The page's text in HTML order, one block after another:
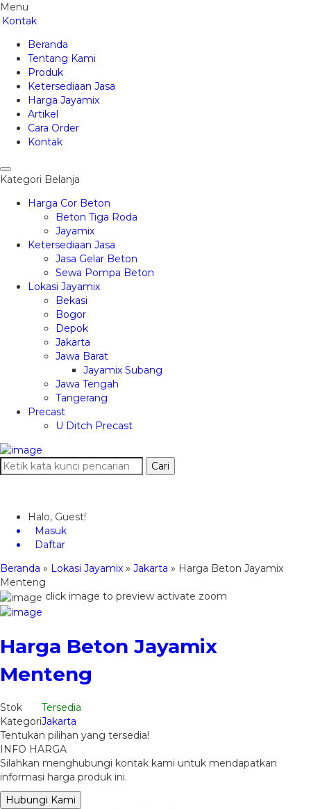
Menu
Kontak
Beranda
Tentang Kami
Produk
Ketersediaan Jasa
Harga Jayamix
Artikel
Cara Order
Kontak
Kategori Belanja
Harga Cor Beton
Beton Tiga Roda
Jayamix
Ketersediaan Jasa
Jasa Gelar Beton
Sewa Pompa Beton
Lokasi Jayamix
Bekasi
Bogor
Depok
Jakarta
Jawa Barat
Jayamix Subang
Jawa Tengah
Tangerang
Precast
U Ditch Precast
Cari
Halo, Guest!
Masuk
Daftar
Beranda » Lokasi Jayamix » Jakarta » Harga Beton Jayamix
Menteng
click image to preview activate zoom
Harga Beton Jayamix
Menteng
Stok
Tersedia
KategoriJakarta
Tentukan pilihan yang tersedia!
INFO HARGA
Silahkan menghubungi kontak kami untuk mendapatkan
informasi harga produk ini.
Hubungi Kami